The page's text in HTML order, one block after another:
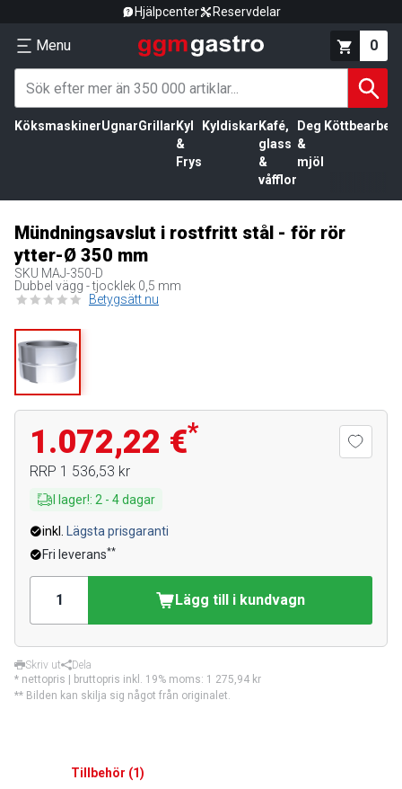
Hjälpcenter Reservdelar
Menu 0
KöksmaskinerUgnarGrillar Kyl
&
Frys
Kyldiskar Kafé,
glass
&
våfflor
Deg
&
mjöl
Mündningsavslut i rostfritt stål - för rör
ytter-Ø 350 mm
SKU MAJ-350-D
Dubbel vägg - tjocklek 0,5 mm
Betygsätt nu
1.072,22 €*
RRP 1 536,53 kr
I lager!: 2 - 4dagar
inkl.
Lägsta prisgaranti
Fri leverans**
Lägg till i kundvagn
Skriv ut
Dela
* nettopris | bruttopris inkl. 19% moms: 1 275,94 kr
** Bilden kan skilja sig något från originalet.
Tillbehör (1)